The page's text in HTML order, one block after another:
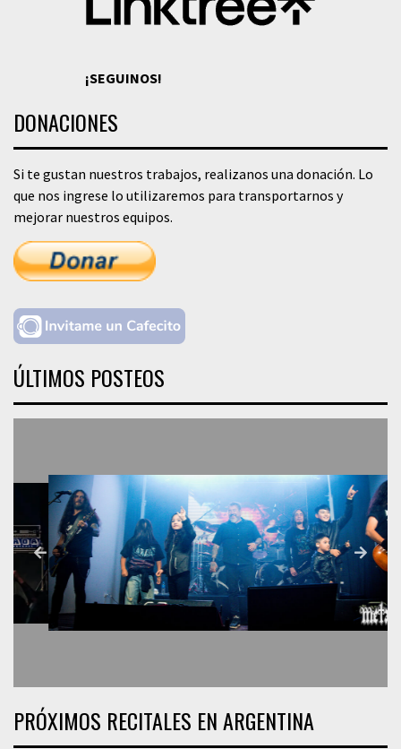
¡SEGUINOS!
DONACIONES
Si te gustan nuestros trabajos, realizanos una donación. Lo
que nos ingrese lo utilizaremos para transportarnos y
mejorar nuestros equipos.
ÚLTIMOS POSTEOS
PRÓXIMOS RECITALES EN ARGENTINA